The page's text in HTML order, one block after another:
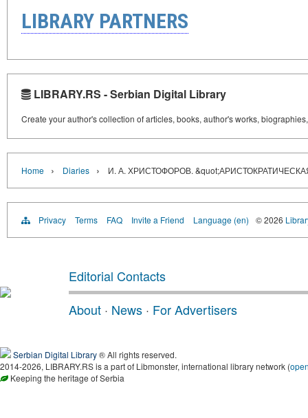
LIBRARY PARTNERS
LIBRARY.RS - Serbian Digital Library
Create your author's collection of articles, books, author's works,
Home › Diaries › И. А. ХРИСТОФОРОВ.
Privacy Terms FAQ Invite a Friend Language (en) © 2026
Editorial Contacts
About · News · For Advertisers
Serbian Digital Library® All rights reserved.
2014-2026, LIBRARY.RS is a part of Libmonster, international library network (
Keeping the heritage of Serbia